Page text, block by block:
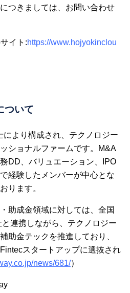
つきましては、お問い合わせ
イト:https://www.hojyokinclou
ついて
により構成され、テクノロジー
ショナルファームです。M&A
DD、バリュエーション、IPO
経験したメンバーが中心とな
ります。
助成金領域に対しては、全国
連携しながら、テクノロジー
助金テックを推進しており、
スタートアップに選抜され
news/681/）